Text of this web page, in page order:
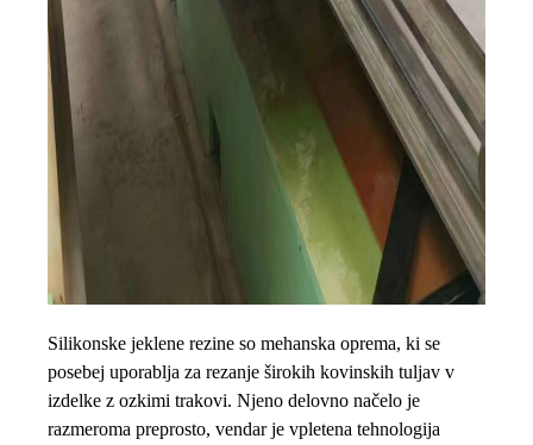
Silikonske jeklene rezine so mehanska oprema, ki se
posebej uporablja za rezanje širokih kovinskih tuljav v
izdelke z ozkimi trakovi. Njeno delovno načelo je
razmeroma preprosto, vendar je vpletena tehnologija